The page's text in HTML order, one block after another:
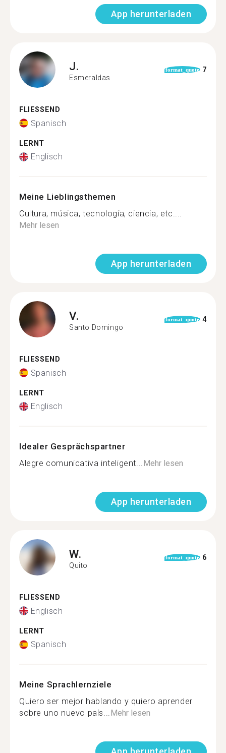
App herunterladen
J.
Esmeraldas
format_quote 7
FLIESSEND
Spanisch
LERNT
Englisch
Meine Lieblingsthemen
Cultura, música, tecnología, ciencia, etc....
Mehr lesen
App herunterladen
V.
Santo Domingo
format_quote 4
FLIESSEND
Spanisch
LERNT
Englisch
Idealer Gesprächspartner
Alegre comunicativa inteligent...Mehr lesen
App herunterladen
W.
Quito
format_quote 6
FLIESSEND
Englisch
LERNT
Spanisch
Meine Sprachlernziele
Quiero ser mejor hablando y quiero aprender
sobre uno nuevo país...Mehr lesen